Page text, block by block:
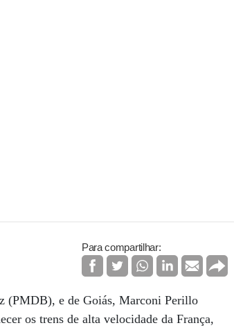
Para compartilhar:
(PMDB), e de Goiás, Marconi Perillo
os trens de alta velocidade da França,